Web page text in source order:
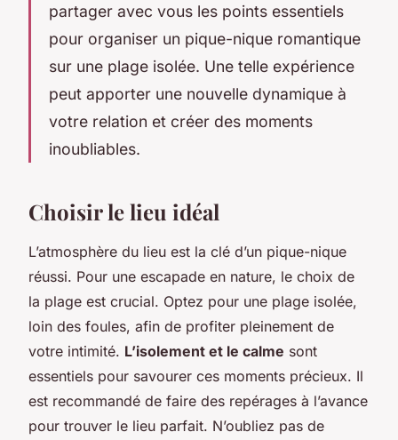
partager avec vous les points essentiels
pour organiser un pique-nique romantique
sur une plage isolée. Une telle expérience
peut apporter une nouvelle dynamique à
votre relation et créer des moments
inoubliables.
Choisir le lieu idéal
L’atmosphère du lieu est la clé d’un pique-nique
réussi. Pour une escapade en nature, le choix de
la plage est crucial. Optez pour une plage isolée,
loin des foules, afin de profiter pleinement de
votre intimité. L’isolement et le calme sont
essentiels pour savourer ces moments précieux. Il
est recommandé de faire des repérages à l’avance
pour trouver le lieu parfait. N’oubliez pas de